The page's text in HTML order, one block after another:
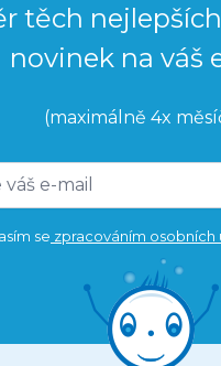
těch nejlepších
novinek na váš
(maximálně 4x
se zpracováním osobních